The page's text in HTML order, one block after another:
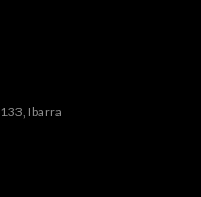
Ibarra